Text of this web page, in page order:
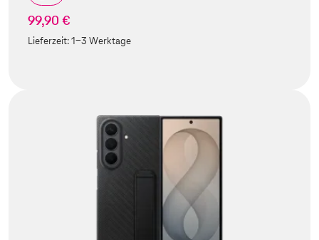
99,90 €
Lieferzeit:1-3 Werktage